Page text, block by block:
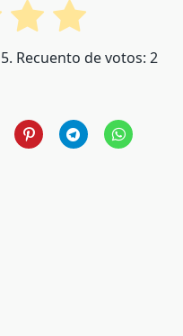
Recuento de votos: 2